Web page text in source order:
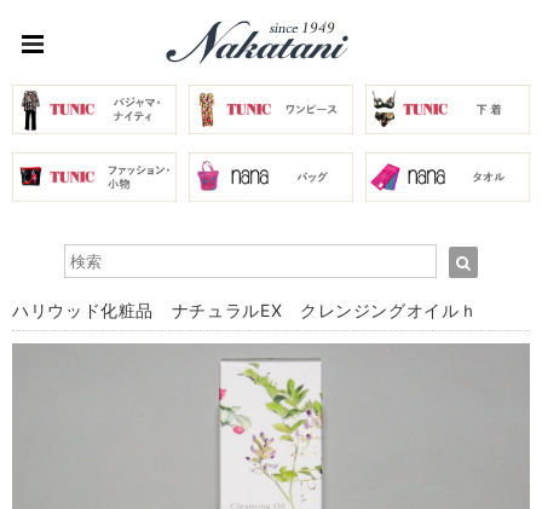
ハリウッド化粧品 ナチュラルEX クレンジングオイルｈ